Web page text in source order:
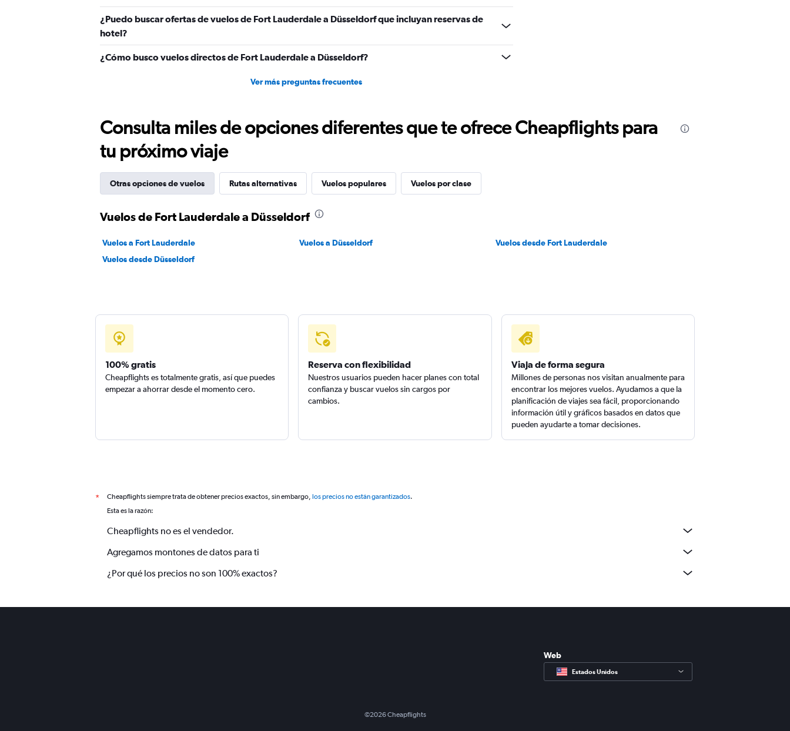
¿Puedo buscar ofertas de vuelos de Fort Lauderdale a Düsseldorf que incluyan reservas de
hotel?
¿Cómo busco vuelos directos de Fort Lauderdale a Düsseldorf?
Ver más preguntas frecuentes
Consulta miles de opciones diferentes que te ofrece Cheapflights para
tu próximo viaje
Otras opciones de vuelos Rutas alternativas Vuelos populares Vuelos por clase
Vuelos de Fort Lauderdale a Düsseldorf
Vuelos a Fort Lauderdale Vuelos a Düsseldorf
Vuelos desde Fort Lauderdale
Vuelos desde Düsseldorf
100% gratis
Cheapflights es totalmente gratis, así que puedes
empezar a ahorrar desde el momento cero.
Reserva con flexibilidad
Nuestros usuarios pueden hacer planes con total
confianza y buscar vuelos sin cargos por
cambios.
Viaja de forma segura
Millones de personas nos visitan anualmente para
encontrar los mejores vuelos. Ayudamos a que la
planificación de viajes sea fácil, proporcionando
información útil y gráficos basados en datos que
pueden ayudarte a tomar decisiones.
* Cheapflights siempre trata de obtener precios exactos, sin embargo, los precios no están garantizados.
Esta es la razón:
Cheapflights no es el vendedor.
Agregamos montones de datos para ti
¿Por qué los precios no son 100% exactos?
Web
Estados Unidos
©2026Cheapflights